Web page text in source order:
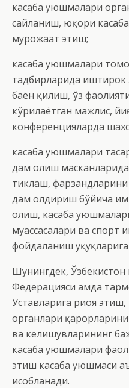
касаба уюшмалари
сайланиш, юқори
мурожаат этиш;
касаба уюшмалари
тадбирларида
баён қилиш, ўз
кўрилаётган мажлис,
конференцияларда
касаба уюшмалари
дам олиш
тиклаш, фарзандларини
дам олдириш бўйича
олиш, касаба
муассасалари ва спорт
фойдаланиш ҳуқуқларига
Шунингдек,
Федерацияси ҳамда
Уставларига риоя
органлари
ва келишувларининг
касаба уюшмалари
этиш касаба уюшмаси
ҳисобланади.